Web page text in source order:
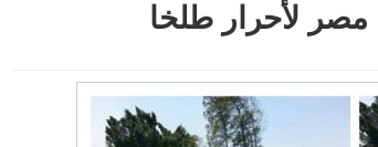
لأحرار طلخا